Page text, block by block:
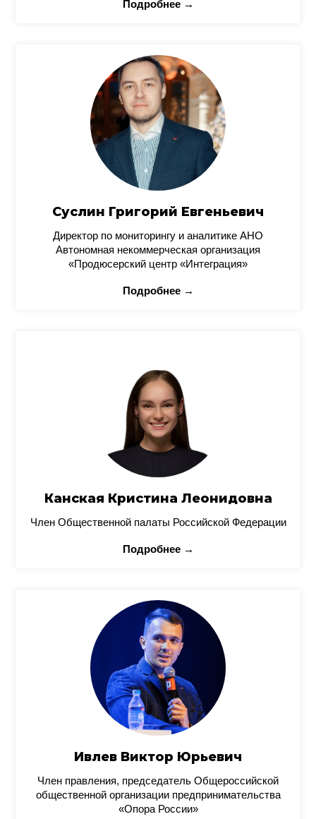
Подробнее →
Суслин Григорий Евгеньевич
Директор по мониторингу и аналитике АНО
Автономная некоммерческая организация
«Продюсерский центр «Интеграция»
Подробнее →
Канская Кристина Леонидовна
Член Общественной палаты Российской Федерации
Подробнее →
Ивлев Виктор Юрьевич
Член правления, председатель Общероссийской
общественной организации предпринимательства
«Опора России»